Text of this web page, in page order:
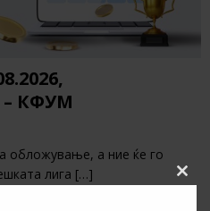
– КФУМ
обложување, а ние ќе го
лига […]